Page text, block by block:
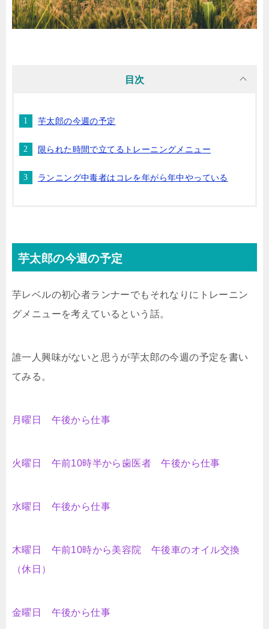
目次
芋太郎の今週の予定
限られた時間で立てるトレーニングメニュー
ランニング中毒者はコレを年がら年中やっている
芋太郎の今週の予定
芋レベルの初心者ランナーでもそれなりにトレーニン
グメニューを考えているという話。
誰一人興味がないと思うが芋太郎の今週の予定を書い
てみる。
月曜日 午後から仕事
火曜日 午前10時半から歯医者 午後から仕事
水曜日 午後から仕事
木曜日 午前10時から美容院 午後車のオイル交換
（休日）
金曜日 午後から仕事